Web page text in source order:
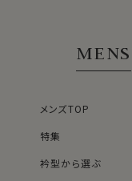
MENS
メンズTOP
特集
衿型から選ぶ